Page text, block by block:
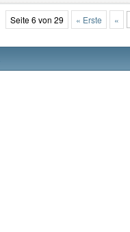
Seite 6 von 29 « Erste «